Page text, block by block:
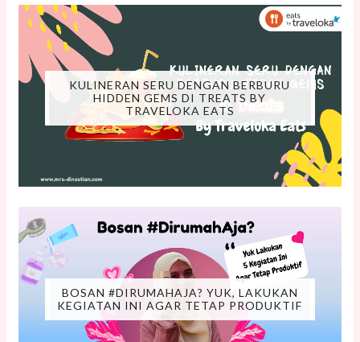
KULINERAN SERU DENGAN BERBURU
HIDDEN GEMS DI TREATS BY
TRAVELOKA EATS
BOSAN #DIRUMAHAJA? YUK, LAKUKAN
KEGIATAN INI AGAR TETAP PRODUKTIF